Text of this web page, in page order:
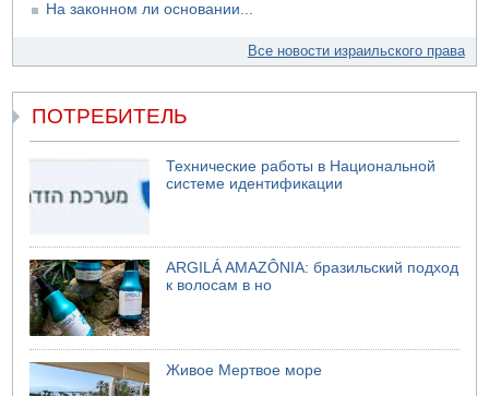
На законном ли основании...
Все новости израильского права
ПОТРЕБИТЕЛЬ
Технические работы в Национальной
системе идентификации
ARGILÁ AMAZÔNIA: бразильский подход
к волосам в но
Живое Мертвое море